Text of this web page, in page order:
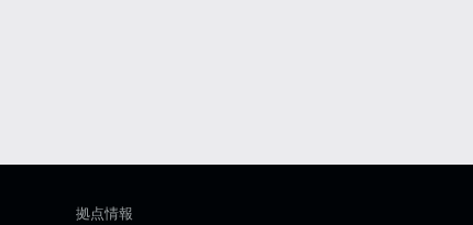
拠点情報